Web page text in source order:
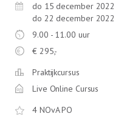
do 15 december 2022
do 22 december 2022
9.00 - 11.00 uur
€ 295,-
Praktijkcursus
Live Online Cursus
4 NOvA PO